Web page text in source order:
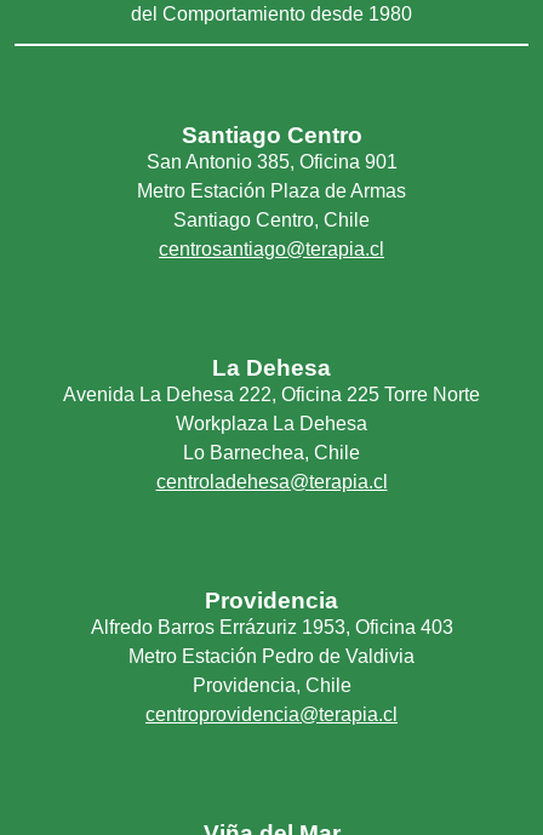
Pataletas
Personalidad
Trastornos Del Animo En General
del Comportamiento desde 1980
Santiago Centro
San Antonio 385, Oficina 901
Metro Estación Plaza de Armas
Santiago Centro, Chile
centrosantiago@terapia.cl
La Dehesa
Avenida La Dehesa 222, Oficina 225 Torre Norte
Workplaza La Dehesa
Lo Barnechea, Chile
centroladehesa@terapia.cl
Providencia
Alfredo Barros Errázuriz 1953, Oficina 403
Metro Estación Pedro de Valdivia
Providencia, Chile
centroprovidencia@terapia.cl